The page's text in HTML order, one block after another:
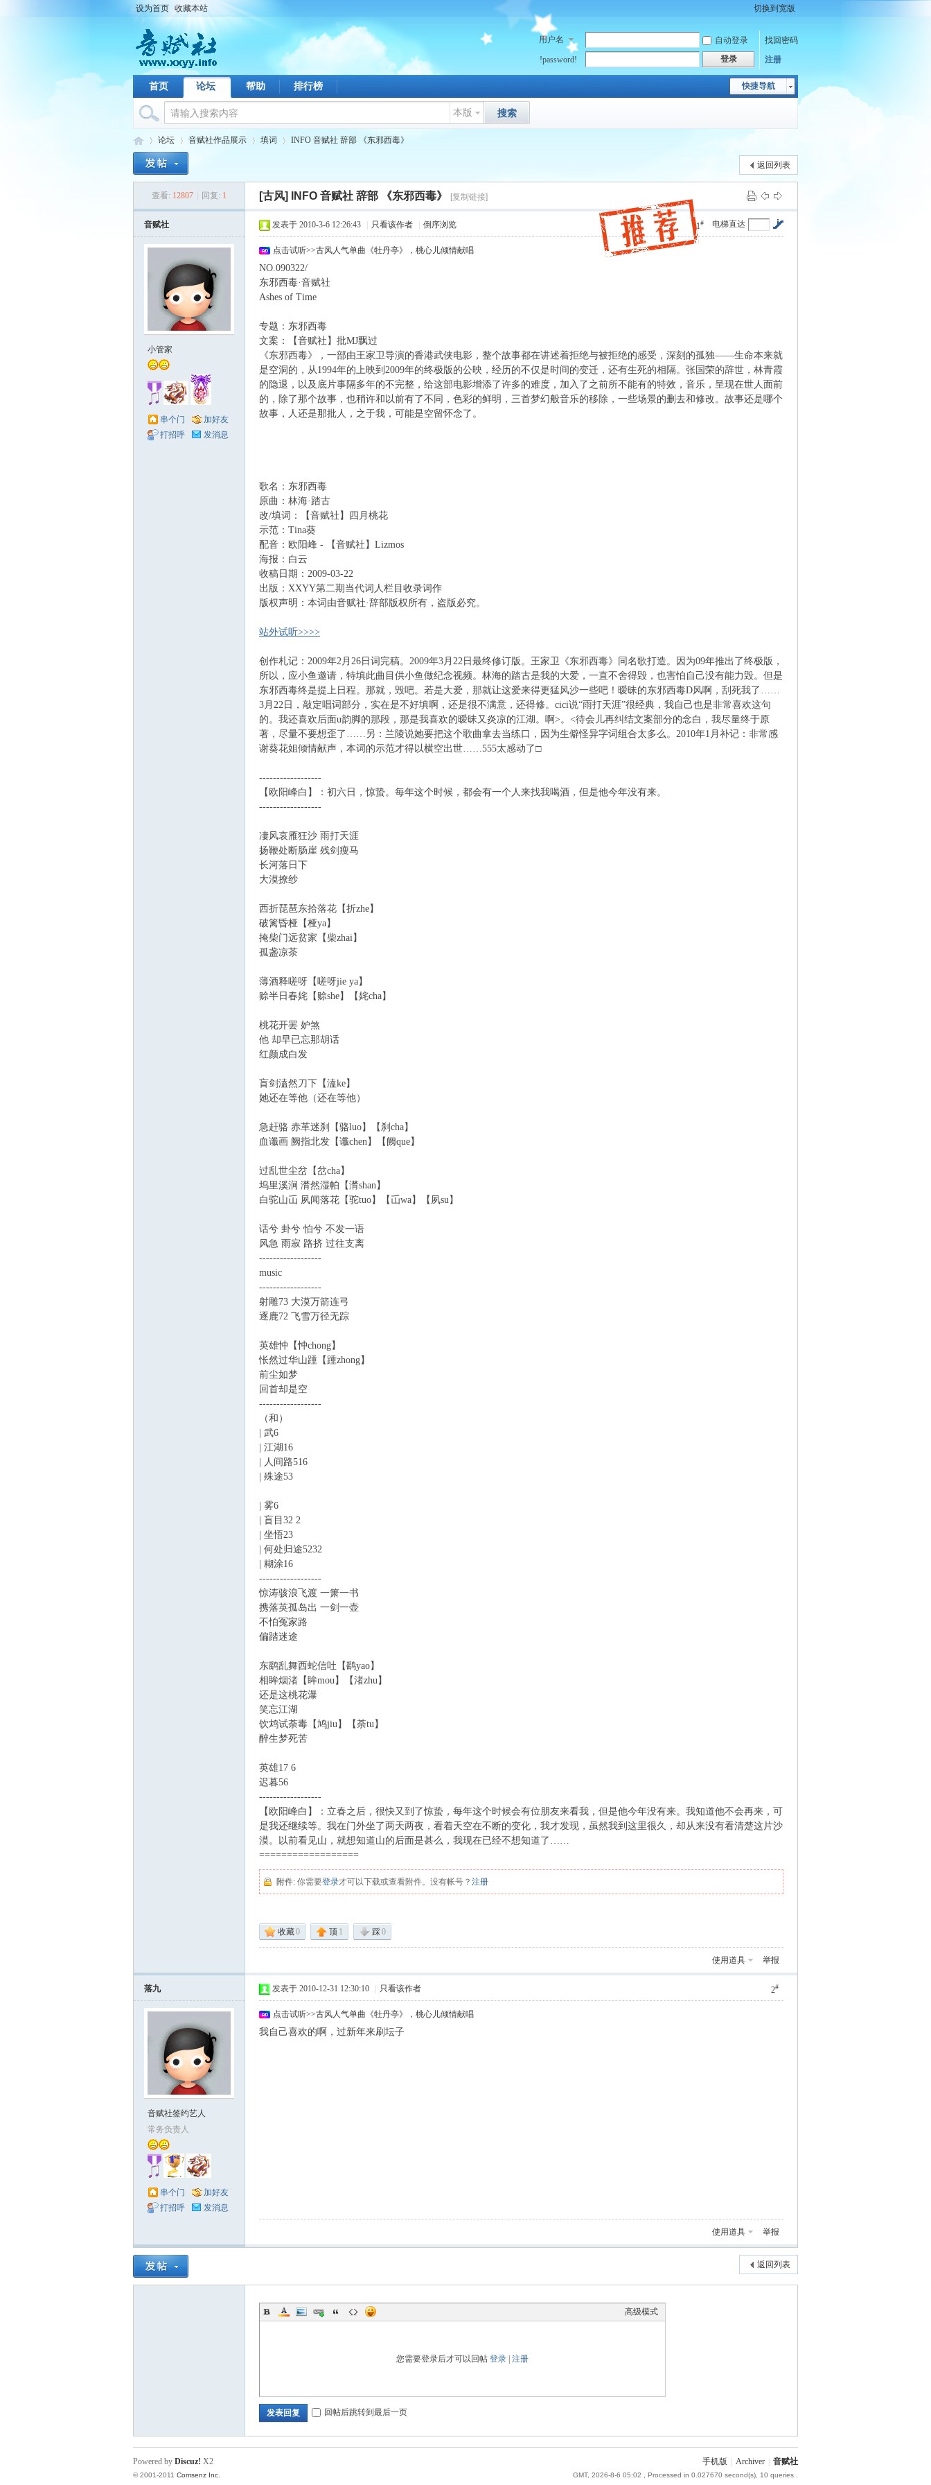
设为首页 收藏本站 切换到宽版
用户名 自动登录
找回密码
!password!
登录 注册
快捷导航
首页 论坛 帮助 排行榜
本版 搜索
论坛
›
音赋社作品展示 填词
›
INFO 音赋社 辞部 《东邪西毒》
返回列表
查看: 12807 回复: 1 [古风] INFO 音赋社 辞部 《东邪西毒》 [复制链接]
音赋社
小管家
串个门
加好友
打招呼
发消息
电梯直达
1#
发表于 2010-3-6 12:26:43 只看该作者 倒序浏览
点击试听>>古风人气单曲《牡丹亭》，桃心儿倾情献唱
NO.090322/
东邪西毒·音赋社
Ashes of Time
专题：东邪西毒
文案：【音赋社】批MJ飘过
《东邪西毒》，一部由王家卫导演的香港武侠电影，整个故事都在讲述着拒绝与被拒绝的感受，深刻的孤独——生命本来就
是空洞的，从1994年的上映到2009年的终极版的公映，经历的不仅是时间的变迁，还有生死的相隔。张国荣的辞世，林青霞
的隐退，以及底片事隔多年的不完整，给这部电影增添了许多的难度，加入了之前所不能有的特效，音乐，呈现在世人面前
的，除了那个故事，也稍许和以前有了不同，色彩的鲜明，三首梦幻般音乐的移除，一些场景的删去和修改。故事还是哪个
故事，人还是那批人，之于我，可能是空留怀念了。
歌名：东邪西毒
原曲：林海·踏古
改/填词：【音赋社】四月桃花
示范：Tina葵
配音：欧阳峰 - 【音赋社】Lizmos
海报：白云
收稿日期：2009-03-22
出版：XXYY第二期当代词人栏目收录词作
版权声明：本词由音赋社·辞部版权所有，盗版必究。
站外试听>>>>
创作札记：2009年2月26日词完稿。2009年3月22日最终修订版。王家卫《东邪西毒》同名歌打造。因为09年推出了终极版，
所以，应小鱼邀请，特填此曲目供小鱼做纪念视频。林海的踏古是我的大爱，一直不舍得毁，也害怕自己没有能力毁。但是
东邪西毒终是提上日程。那就，毁吧。若是大爱，那就让这爱来得更猛风沙一些吧！暧昧的东邪西毒D风啊，刮死我了……
3月22日，敲定唱词部分，实在是不好填啊，还是很不满意，还得修。cici说“雨打天涯”很经典，我自己也是非常喜欢这句
的。我还喜欢后面u韵脚的那段，那是我喜欢的暧昧又炎凉的江湖。啊>。<待会儿再纠结文案部分的念白，我尽量终于原
著，尽量不要想歪了……另：兰陵说她要把这个歌曲拿去当练口，因为生僻怪异字词组合太多么。2010年1月补记：非常感
谢葵花姐倾情献声，本词的示范才得以横空出世……555太感动了□
------------------
【欧阳峰白】：初六日，惊蛰。每年这个时候，都会有一个人来找我喝酒，但是他今年没有来。
------------------
凄风哀雁狂沙 雨打天涯
扬鞭处断肠崖 残剑瘦马
长河落日下
大漠撩纱
西折琵琶东拾落花【折zhe】
破篱昏桠【桠ya】
掩柴门远贫家【柴zhai】
孤盏凉茶
薄酒释嗟呀【嗟呀jie ya】
赊半日春姹【赊she】【姹cha】
桃花开罢 妒煞
他 却早已忘那胡话
红颜成白发
盲剑溘然刀下【溘ke】
她还在等他（还在等他）
急赶骆 赤革迷刹【骆luo】【刹cha】
血谶画 阙指北发【谶chen】【阙que】
过乱世尘岔【岔cha】
坞里溪涧 潸然湿帕【潸shan】
白驼山屲 夙闻落花【驼tuo】【屲wa】【夙su】
话兮 卦兮 怕兮 不发一语
风急 雨寂 路挤 过往支离
------------------
music
------------------
射雕73 大漠万箭连弓
逐鹿72 飞雪万径无踪
英雄忡【忡chong】
怅然过华山踵【踵zhong】
前尘如梦
回首却是空
------------------
（和）
| 武6
| 江湖16
| 人间路516
| 殊途53
| 雾6
| 盲目32 2
| 坐悟23
| 何处归途5232
| 糊涂16
------------------
惊涛骇浪飞渡 一箫一书
携落英孤岛出 一剑一壶
不怕冤家路
偏踏迷途
东鹞乱舞西蛇信吐【鹞yao】
相眸烟渚【眸mou】【渚zhu】
还是这桃花瀑
笑忘江湖
饮鸩试荼毒【鸠jiu】【荼tu】
醉生梦死苦
英雄17 6
迟暮56
------------------
【欧阳峰白】：立春之后，很快又到了惊蛰，每年这个时候会有位朋友来看我，但是他今年没有来。我知道他不会再来，可
是我还继续等。我在门外坐了两天两夜，看着天空在不断的变化，我才发现，虽然我到这里很久，却从来没有看清楚这片沙
漠。以前看见山，就想知道山的后面是甚么，我现在已经不想知道了……
==================
附件: 你需要登录才可以下载或查看附件。没有帐号？ 注册
收藏0 顶 1 踩0
使用道具 举报
落九
音赋社签约艺人
常务负责人
串个门
加好友
打招呼
发消息
2#
发表于 2010-12-31 12:30:10 只看该作者
点击试听>>古风人气单曲《牡丹亭》，桃心儿倾情献唱
我自己喜欢的啊，过新年来刷坛子
使用道具 举报
返回列表
高级模式
您需要登录后才可以回帖 登录 注册
发表回复 回帖后跳转到最后一页
手机版 Archiver 音赋社
GMT, 2026-8-6 05:02 , Processed in 0.027670 second(s), 10 queries .
Powered by Discuz! X2
© 2001-2011 Comsenz Inc.